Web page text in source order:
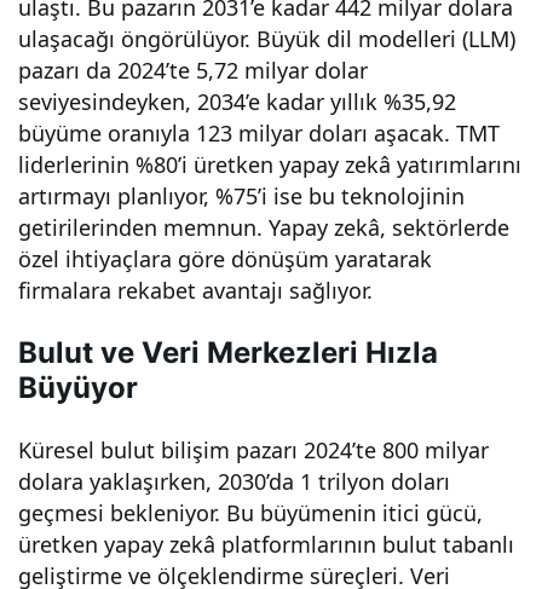
ulaştı. Bu pazarın 2031’e kadar 442 milyar dolara
ulaşacağı öngörülüyor. Büyük dil modelleri (LLM)
pazarı da 2024’te 5,72 milyar dolar
seviyesindeyken, 2034’e kadar yıllık %35,92
büyüme oranıyla 123 milyar doları aşacak. TMT
liderlerinin %80’i üretken yapay zekâ yatırımlarını
artırmayı planlıyor, %75’i ise bu teknolojinin
getirilerinden memnun. Yapay zekâ, sektörlerde
özel ihtiyaçlara göre dönüşüm yaratarak
firmalara rekabet avantajı sağlıyor.
Bulut ve Veri Merkezleri Hızla
Büyüyor
Küresel bulut bilişim pazarı 2024’te 800 milyar
dolara yaklaşırken, 2030’da 1 trilyon doları
geçmesi bekleniyor. Bu büyümenin itici gücü,
üretken yapay zekâ platformlarının bulut tabanlı
geliştirme ve ölçeklendirme süreçleri. Veri
endi
riyo
r –
Dijit
Dön
üşü
mün
Önc